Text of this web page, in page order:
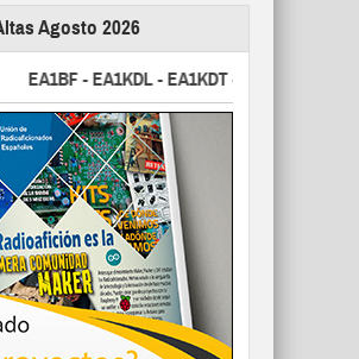
Agosto 2026
EA1BF - EA1KDL - EA1KDT - EA2FBJ - EA2FJU